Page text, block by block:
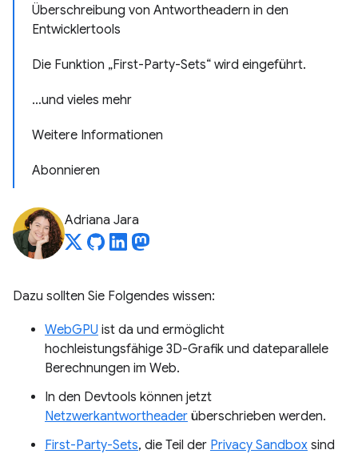
Überschreibung von Antwortheadern in den
Entwicklertools
Die Funktion „First-Party-Sets“ wird eingeführt.
…und vieles mehr
Weitere Informationen
Abonnieren
Adriana Jara
Dazu sollten Sie Folgendes wissen:
WebGPU ist da und ermöglicht
hochleistungsfähige 3D-Grafik und dateparallele
Berechnungen im Web.
In den Devtools können jetzt
Netzwerkantwortheader überschrieben werden.
First-Party-Sets, die Teil der Privacy Sandbox sind